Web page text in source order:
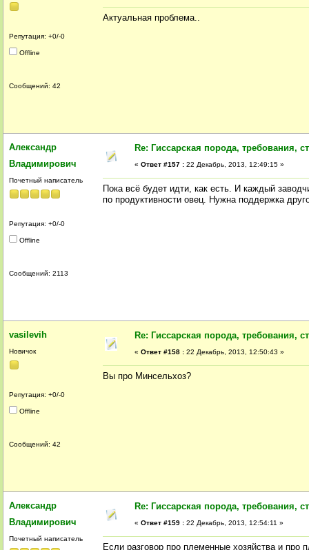
Репутация: +0/-0
Offline
Сообщений: 42
Актуальная проблема..
Александр
Владимирович
Почетный написатель
Репутация: +0/-0
Offline
Сообщений: 2113
Re: Гиссарская порода, требования,
« Ответ #157 : 22 Декабрь, 2013, 12:49:15 »
Пока всё будет идти, как есть. И каждый
по продуктивности овец. Нужна поддержка
vasilevih
Новичок
Репутация: +0/-0
Offline
Сообщений: 42
Re: Гиссарская порода, требования,
« Ответ #158 : 22 Декабрь, 2013, 12:50:43 »
Вы про Минсельхоз?
Александр
Владимирович
Почетный написатель
Re: Гиссарская порода, требования,
« Ответ #159 : 22 Декабрь, 2013, 12:54:11 »
Если разговор про племенные хозяйства и про